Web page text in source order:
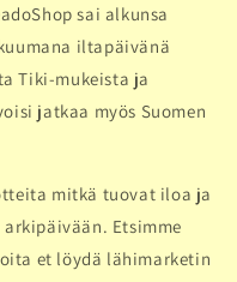
sai alkunsa
iltapäivänä
Tiki-mukeista ja
jatkaa myös Suomen
mitkä tuovat iloa ja
Etsimme
et löydä lähimarketin